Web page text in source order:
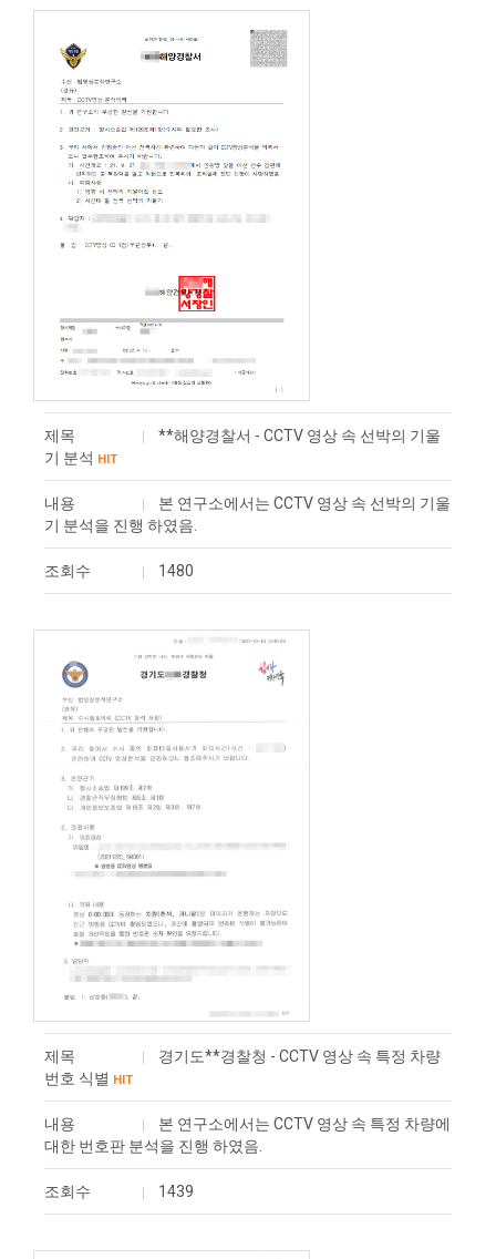
제목
**해양경찰서 - CCTV 영상 속 선박의 기울
기 분석 HIT
내용
본 연구소에서는 CCTV 영상 속 선박의 기울
기 분석을 진행 하였음.
조회수 1480
제목
경기도**경찰청 - CCTV 영상 속 특정 차량
번호 식별 HIT
내용
본 연구소에서는 CCTV 영상 속 특정 차량에
대한 번호판 분석을 진행 하였음.
조회수 1439